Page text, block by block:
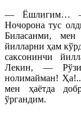
— Ёшлигим… —
Ночорона тус
Биласанми,
йилларни ҳам
саксонинчи
Лекин, —
нолимайман!
мен ҳаётда
ўргандим.